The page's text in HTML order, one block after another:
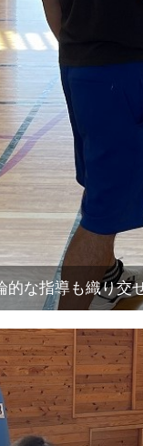
的な指導も織り交